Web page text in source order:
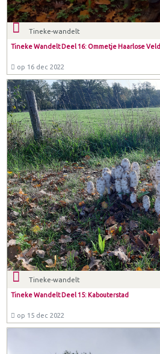
Tineke-wandelt
Tineke Wandelt Deel 16: Ommetje Haarlose Veld
op 16 dec 2022
Tineke-wandelt
Tineke Wandelt Deel 15: Kabouterstad
op 15 dec 2022